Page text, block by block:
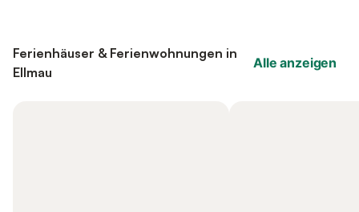
Ferienhäuser & Ferienwohnungen in
Ellmau
Alle anzeigen